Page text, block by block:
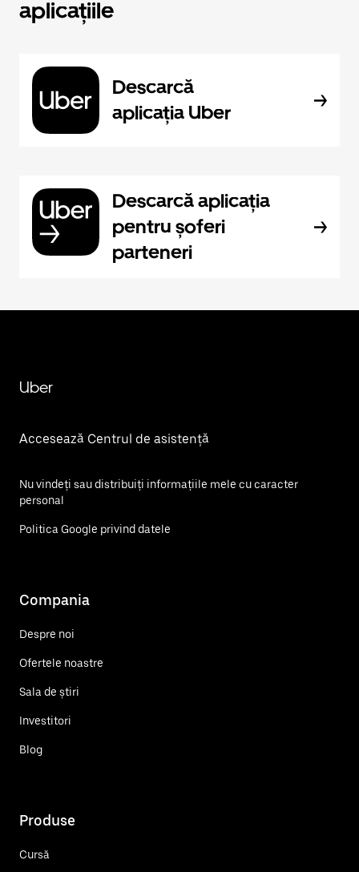
aplicațiile
Descarcă
aplicația Uber
Descarcă aplicația
pentru șoferi
parteneri
Uber
Accesează Centrul de asistență
Nu vindeți sau distribuiți informațiile mele cu caracter
personal
Politica Google privind datele
Compania
Despre noi
Ofertele noastre
Sala de știri
Investitori
Blog
Produse
Cursă